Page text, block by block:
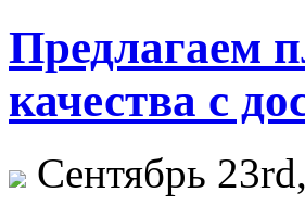
Предлагаем
качества c
Сентябрь